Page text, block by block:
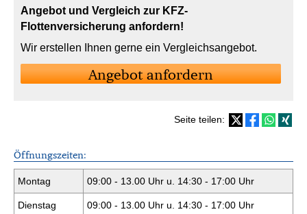
Angebot und Vergleich zur KFZ-
Flottenversicherung anfordern!
Wir erstellen Ihnen gerne ein Vergleichsangebot.
An­ge­bot an­for­dern
Seite teilen:
Öffnungszeiten:
Montag 09:00 - 13.00 Uhr u. 14:30 - 17:00 Uhr
Dienstag 09:00 - 13.00 Uhr u. 14:30 - 17:00 Uhr